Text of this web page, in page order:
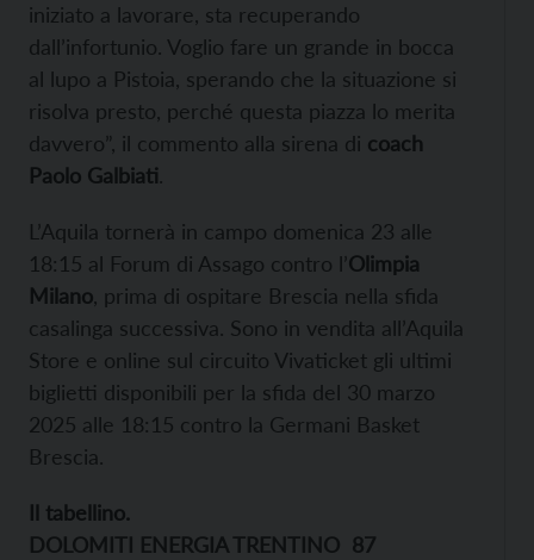
iniziato a lavorare, sta recuperando
dall’infortunio. Voglio fare un grande in bocca
al lupo a Pistoia, sperando che la situazione si
risolva presto, perché questa piazza lo merita
davvero”, il commento alla sirena di coach
Paolo Galbiati.
L’Aquila tornerà in campo domenica 23 alle
18:15 al Forum di Assago contro l’Olimpia
Milano , prima di ospitare Brescia nella sfida
casalinga successiva. Sono in vendita all’Aquila
Store e online sul circuito Vivaticket gli ultimi
biglietti disponibili per la sfida del 30 marzo
2025 alle 18:15 contro la Germani Basket
Brescia.
Il tabellino.
DOLOMITI ENERGIA TRENTINO 87